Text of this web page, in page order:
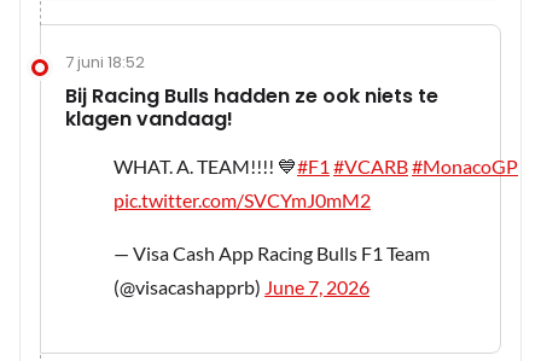
7 juni 18:52
Bij Racing Bulls hadden ze ook niets te
klagen vandaag!
WHAT. A. TEAM!!!! 💙#F1 #VCARB#MonacoGP
pic.twitter.com/SVCYmJ0mM2
— Visa Cash App Racing Bulls F1 Team
(@visacashapprb) June 7, 2026